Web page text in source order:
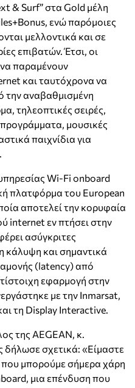
& Surf” στα Gold μέλη
ενώ παρόμοιες
μελλοντικά και σε
επιβατών. Έτσι, οι
παραμένουν
και ταυτόχρονα να
αναβαθμισμένη
τηλεοπτικές σειρές,
μουσικές
παιχνίδια για
Wi-Fi onboard
πλατφόρμα του European
αποτελεί την κορυφαία
internet εν πτήσει στην
ασύγκριτες
κάλυψη και σημαντικά
(latency) από
εφαρμογή στην
με την Inmarsat,
τη Display Interactive.
της AEGEAN, κ.
δήλωσε σχετικά: «Είμαστε
που μπορούμε σήμερα χάρη
μια επένδυση που